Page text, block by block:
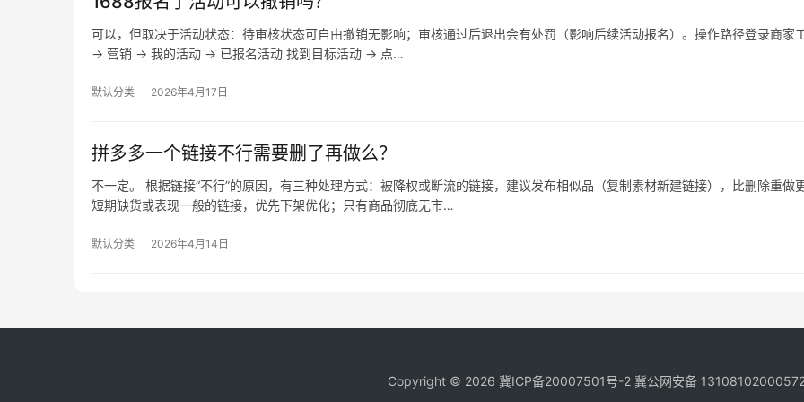
可以，但取决于活动状态：待审核状态可自由撤销无影响；审核通过后退出会有处罚（影响后续活动报名）。操作路径登录商家
→ 营销 → 我的活动 → 已报名活动 找到目标活动 → 点…
默认分类 2026年4月17日
拼多多一个链接不行需要删了再做么？
不一定。 根据链接“不行”的原因，有三种处理方式：被降权或断流的链接，建议发布相似品（复制素材新建链接），比删除重做更
短期缺货或表现一般的链接，优先下架优化；只有商品彻底无市…
默认分类 2026年4月14日
Copyright © 2026 冀ICP备20007501号-2 冀公网安备